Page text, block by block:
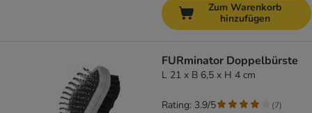
Zum Warenkorb
hinzufügen
FURminator Doppelbürste
L 21 x B 6,5 x H 4 cm
Rating: 3.9/5 (7)